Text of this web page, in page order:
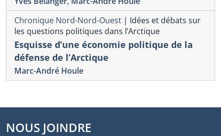
Chronique Nord-Nord-Ouest | Idées et débats sur
les questions politiques dans l’Arctique
Esquisse d’une économie politique de la
défense de l’Arctique
Marc-André Houle
NOUS JOINDRE